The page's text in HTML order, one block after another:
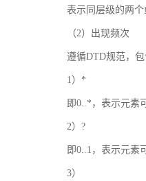
表示同层级的两
（2）出现频次
遵循DTD规范，
1）*
即0..*，表示元素
2）?
即0..1，表示元素
3）